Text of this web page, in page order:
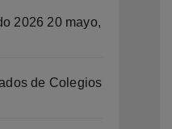
2026 20 mayo,
de Colegios